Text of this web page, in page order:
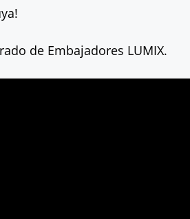
de Embajadores LUMIX.